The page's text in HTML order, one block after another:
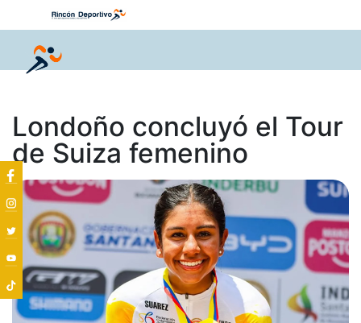
Londoño concluyó el Tour
de Suiza femenino